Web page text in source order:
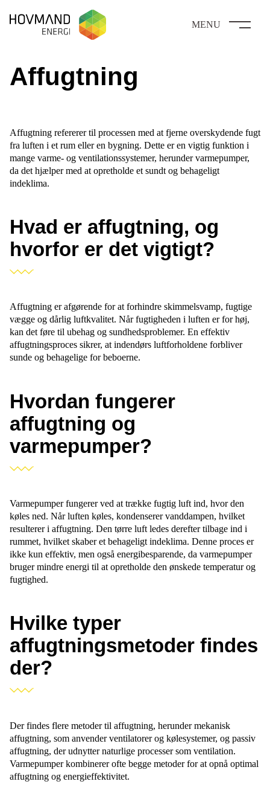
MENU
Affugtning
Affugtning refererer til processen med at fjerne overskydende fugt
fra luften i et rum eller en bygning. Dette er en vigtig funktion i
mange varme- og ventilationssystemer, herunder varmepumper,
da det hjælper med at opretholde et sundt og behageligt
indeklima.
Hvad er affugtning, og
hvorfor er det vigtigt?
Affugtning er afgørende for at forhindre skimmelsvamp, fugtige
vægge og dårlig luftkvalitet. Når fugtigheden i luften er for høj,
kan det føre til ubehag og sundhedsproblemer. En effektiv
affugtningsproces sikrer, at indendørs luftforholdene forbliver
sunde og behagelige for beboerne.
Hvordan fungerer
affugtning og
varmepumper?
Varmepumper fungerer ved at trække fugtig luft ind, hvor den
køles ned. Når luften køles, kondenserer vanddampen, hvilket
resulterer i affugtning. Den tørre luft ledes derefter tilbage ind i
rummet, hvilket skaber et behageligt indeklima. Denne proces er
ikke kun effektiv, men også energibesparende, da varmepumper
bruger mindre energi til at opretholde den ønskede temperatur og
fugtighed.
Hvilke typer
affugtningsmetoder findes
der?
Der findes flere metoder til affugtning, herunder mekanisk
affugtning, som anvender ventilatorer og kølesystemer, og passiv
affugtning, der udnytter naturlige processer som ventilation.
Varmepumper kombinerer ofte begge metoder for at opnå optimal
affugtning og energieffektivitet.